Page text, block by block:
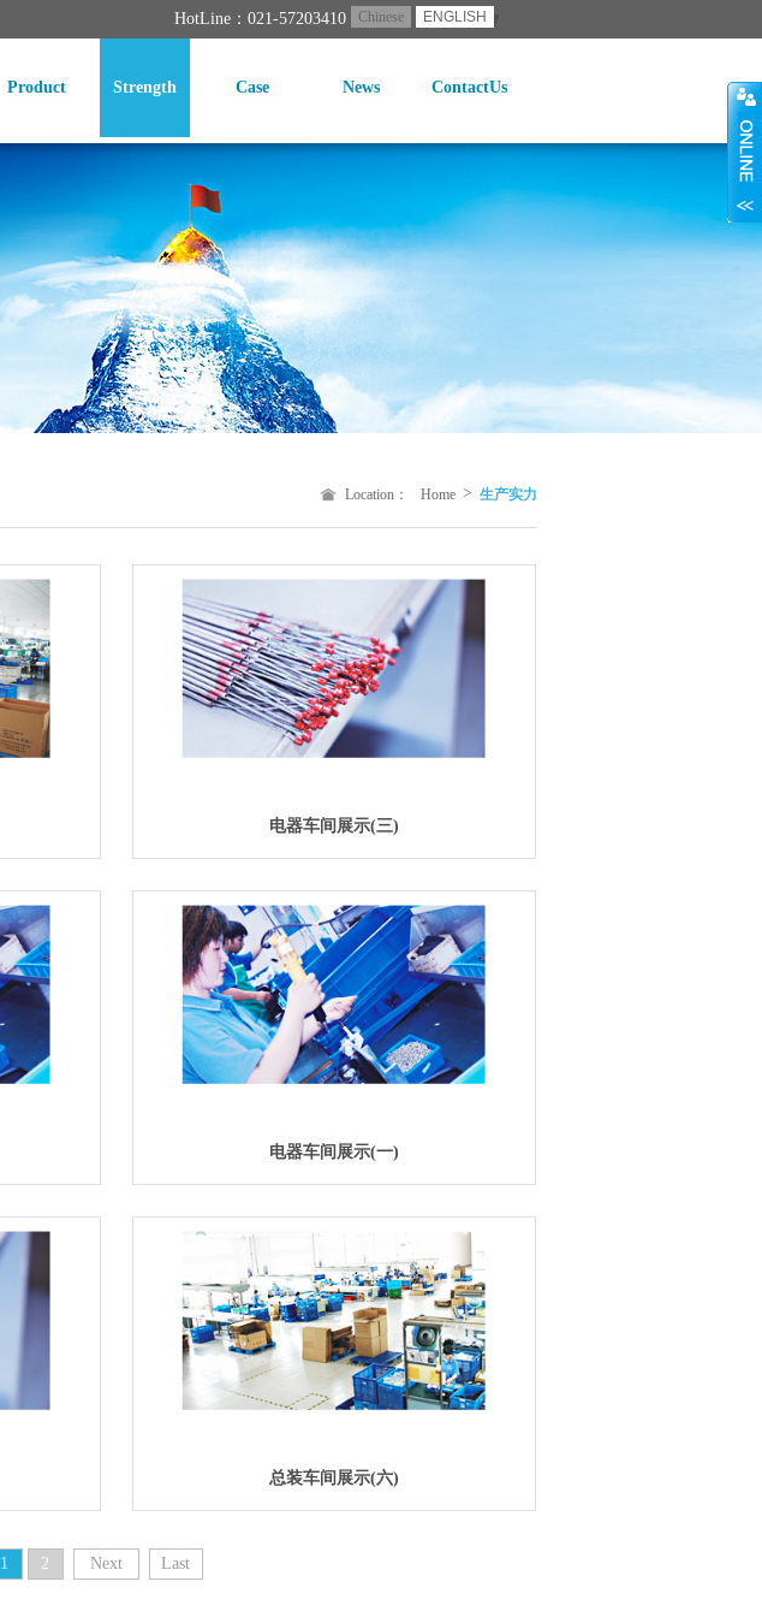
HotLine：021-57203410 Chinese ENGLISH
Product Strength Case News ContactUs
Location： Home > 生产实力
电器车间展示(三)
电器车间展示(一)
总装车间展示(六)
1 2 Next Last